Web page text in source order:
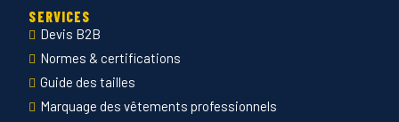
SERVICES
Devis B2B
Normes & certifications
Guide des tailles
Marquage des vêtements professionnels